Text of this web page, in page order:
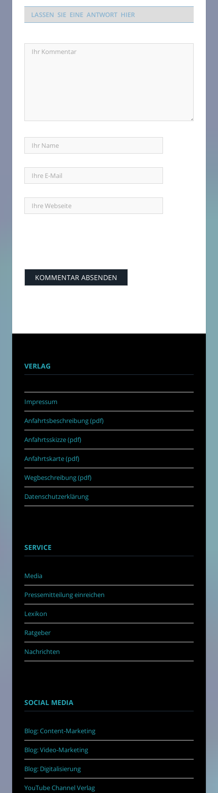
LASSEN SIE EINE ANTWORT HIER
VERLAG
Impressum
Anfahrtsbeschreibung (pdf)
Anfahrtsskizze (pdf)
Anfahrtskarte (pdf)
Wegbeschreibung (pdf)
Datenschutzerklärung
SERVICE
Media
Pressemitteilung einreichen
Lexikon
Ratgeber
Nachrichten
SOCIAL MEDIA
Blog: Content-Marketing
Blog: Video-Marketing
Blog: Digitalisierung
YouTube Channel Verlag